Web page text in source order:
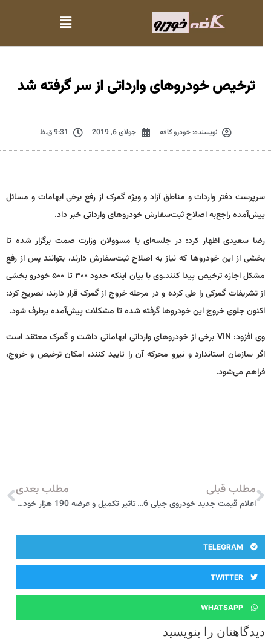
ترخیص خودروهای وارداتی از سر گرفته شد
نویسنده:خودرو کافه جولای 6, 2019 9:31 ق.ظ
سرپرست دفتر واردات و مناطق آزاد و ویژه گمرک از رفع برخی ابهامات و مسائل
پیش‌آمده راجع‌به اصلاح ثبت‌سفارش خودروهای وارداتی خبر داد.
رضا سعیدی اظهار کرد: در جلسه‌ای با مسوولان وزارت صمت برگزار شده تا
بخشی از این خودروها که نیاز به اصلاح ثبت‌سفارش دارند، بتوانند پس از رفع
مشکل اجازه ترخیص پیدا کنند.وی با بیان اینکه حدود ۳۰۰ تا ۵۰۰ خودرو بخشی
از تشریفات گمرکی را طی کرده و در مرحله خروج از گمرک قرار دارند، تصریح کرد:
اکنون جلوی خروج این خودروها گرفته شده تا مشکلات پیش‌آمده برطرف شود.
وی افزود: VIN برخی از خودروهای وارداتی ابهاماتی داشت و گمرک معتقد است
اگر سازمان استاندارد و نیرو محرکه آن را تایید کنند، امکان ترخیص و خروج،
فراهم می‌شود.
مطلب قبلی
اعلام قیمت جدید خودروی جیلی GC6 ویژه تیرماه 98
مطلب بعدی
تاثیر تکمیل و عرضه 190 هزار خودروی ناقص به بازار راکد چیست؟
TELEGRAM
TWITTER
WHATSAPP
دیدگاهتان را بنویسید